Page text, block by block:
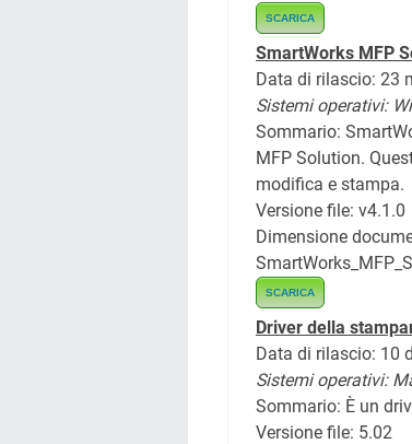
SCARICA
SmartWorks MFP
Data di rilascio: 23
Sistemi operativi:
Sommario:
MFP Solution.
modifica e stampa.
Versione file: v4.1.0
Dimensione
SCARICA
Driver della
Data di rilascio: 10
Sistemi operativi:
Sommario: È un
Versione file: 5.02